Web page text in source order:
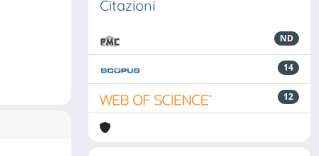
Citazioni
ND
14
12